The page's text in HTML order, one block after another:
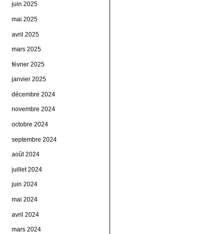
juin 2025
mai 2025
avril 2025
mars 2025
février 2025
janvier 2025
décembre 2024
novembre 2024
octobre 2024
septembre 2024
août 2024
juillet 2024
juin 2024
mai 2024
avril 2024
mars 2024